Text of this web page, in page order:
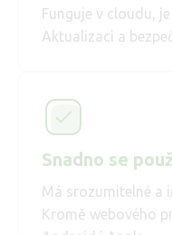
Funguje v cloudu,
Aktualizaci a
Snadno se
Má srozumitelné a
Kromě webového